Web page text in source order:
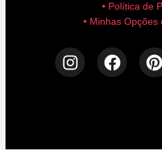
• Política de
• Minhas Opções